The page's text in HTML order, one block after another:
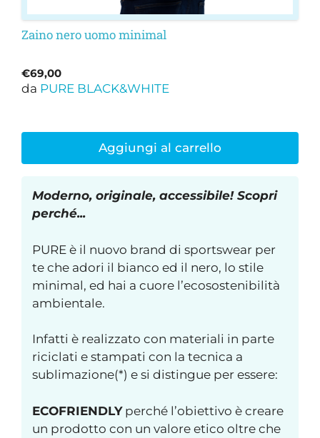
Zaino nero uomo minimal
€69,00
da PURE BLACK&WHITE
Aggiungi al carrello
Moderno, originale, accessibile! Scopri
perché...
PURE è il nuovo brand di sportswear per
te che adori il bianco ed il nero, lo stile
minimal, ed hai a cuore l’ecosostenibilità
ambientale.
Infatti è realizzato con materiali in parte
riciclati e stampati con la tecnica a
sublimazione(*) e si distingue per essere:
ECOFRIENDLYperché l’obiettivo è creare
un prodotto con un valore etico oltre che